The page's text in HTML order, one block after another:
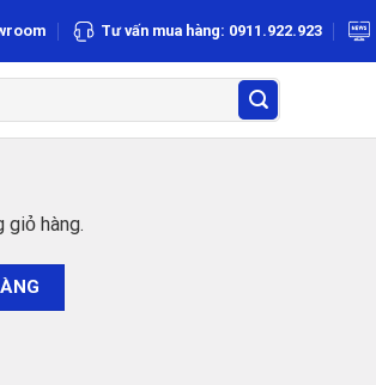
Tư vấn mua hàng: 0911.922.923
giỏ hàng.